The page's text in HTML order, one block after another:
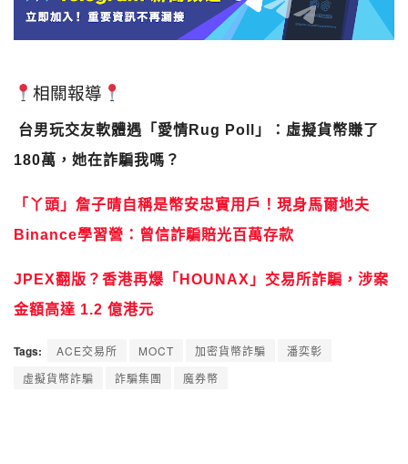
相關報導
台男玩交友軟體遇「愛情Rug Poll」：虛擬貨幣賺了
180萬，她在詐騙我嗎？
「丫頭」詹子晴自稱是幣安忠實用戶！現身馬爾地夫
Binance學習營：曾信詐騙賠光百萬存款
JPEX翻版？香港再爆「HOUNAX」交易所詐騙，涉案
金額高達 1.2 億港元
Tags: ACE交易所 MOCT 加密貨幣詐騙
潘奕彰
虛擬貨幣詐騙
詐騙集團 魔券幣